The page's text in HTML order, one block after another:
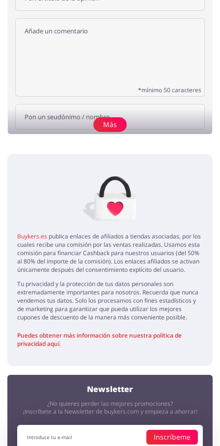
*mínimo 50 caracteres
Sin elementos
Más
Buykers.es publica enlaces de afiliados a tiendas asociadas, por los
cuales recibe una comisión por las ventas realizadas. Usamos esta
comisión para financiar Cashback para nuestros usuarios (del 50%
al 80% del importe de la comisión). Los enlaces afiliados se activan
únicamente después del consentimiento explícito del usuario.
Tu privacidad y la protección de tus datos personales son
extremadamente importantes para nosotros. Recuerda que nunca
vendemos tus datos. Solo los procesamos con fines estadísticos y
de marketing para garantizar que pueda utilizar los mejores
cupones de descuento de la manera más conveniente posible.
Puedes obtener más información sobre nuestra política de
privacidad aquí.
Newsletter
¿No quieres perder las mejores promociones?
¡Inscríbete a la Newsletter de buykers.com y empieza a ahorrar!
Inscríbeme